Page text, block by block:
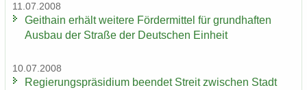
11.07.2008
Geit­hain er­hält wei­te­re För­der­mit­tel für grund­haf­ten
Aus­bau der Stra­ße der Deut­schen Ein­heit
10.07.2008
Re­gie­rungs­prä­si­di­um be­en­det Streit zwi­schen Stadt